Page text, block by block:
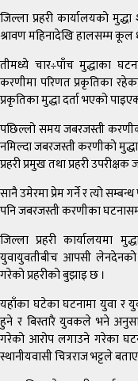
जिल्ला प्रहरी कार्यालयको
श्रावण महिनादेखि हालसम्म कूल
तीमध्ये चार÷पाँच मुद्धाका
करणीमा परिणत प्रकृतिका
प्रकृतिका मुद्धा दर्ता भएको
पछिल्लो समय जबरजस्ती
नमिल्दा जबरजस्ती करणीको
प्रहरी प्रमुख तथा प्रहरी
सानै उमेरमा प्रेम गर्ने र त्यो
पनि जबरजस्ती करणीका
जिल्ला प्रहरी कार्यालयमा
युवायुवतीबीच आपसी लेनदेनको
गरेको प्रहरीको बुझाइ छ ।
यहाँका घटेका घटनामा युवा र
हुने र बिस्तारै युवकले भने
गरेको आरोप लगाउने गरेका
स्थानीयवासी चित्रराज भट्टले